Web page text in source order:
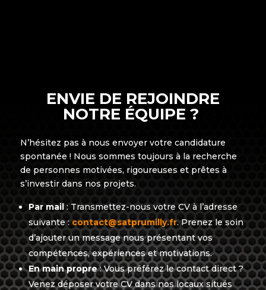
ENVIE DE REJOINDRE
NOTRE ÉQUIPE ?
N’hésitez pas à nous envoyer votre candidature
spontanée ! Nous sommes toujours à la recherche
de personnes motivées, rigoureuses et prêtes à
s’investir dans nos projets.
Par mail : Transmettez-nous votre CV à l’adresse
suivante : contact@satprumilly.fr. Prenez le soin
d’ajouter un message nous présentant vos
compétences, expériences et motivations.
En main propre: Vous préférez le contact direct ?
Venez déposer votre CV dans nos locaux situés